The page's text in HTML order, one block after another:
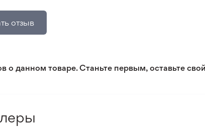
отзыв
о данном товаре. Станьте первым, оставьте